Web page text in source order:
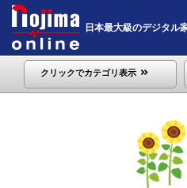
日本最大級のデジタル
クリックでカテゴリ表示